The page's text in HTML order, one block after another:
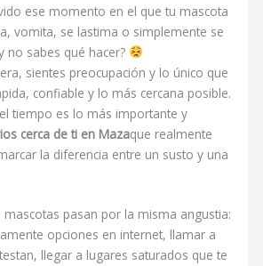
ese momento en el que tu mascota
vomita, se lastima o simplemente se
no sabes qué hacer?
sientes preocupación y lo único que
confiable y lo más cercana posible.
tiempo es lo más importante y
cerca de ti en Mazaque realmente
la diferencia entre un susto y una
pasan por la misma angustia:
opciones en internet, llamar a
llegar a lugares saturados que te